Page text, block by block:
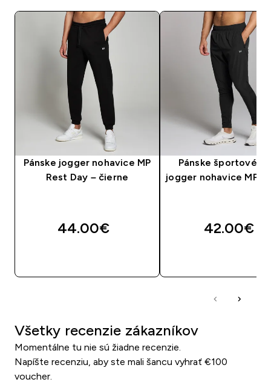
Pánske jogger nohavice MP
Rest Day – čierne
44.00€‎
Pánske športové
jogger nohavice MP –
42.00€‎
Všetky recenzie zákazníkov
Momentálne tu nie sú žiadne recenzie.
Napíšte recenziu, aby ste mali šancu vyhrať €100
voucher.